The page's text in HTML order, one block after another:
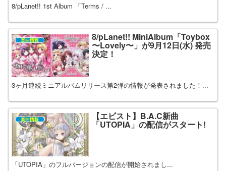
8/pLanet!! 1st Album 「Terms / ...
楽曲情報 8/pLanet!! MiniAlbum「Toybox
〜Lovely〜」が9月12日(水) 発売
決定！
3ヶ月連続ミニアルバムリリース第2弾の情報が発表されました！...
楽曲情報 【エビスト】B.A.C新曲
「UTOPIA」の配信がスタート!
「UTOPIA」のフルバージョンの配信が開始されまし...